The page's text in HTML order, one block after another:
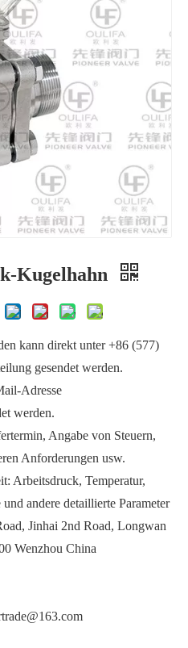
1000PSI Welded Ball Valve Shipbuilding Oil Chemical
Kugelhahn
kann direkt unter +86 (577)
gesendet werden.
Adresse
werden.
Angabe von Steuern,
Anforderungen usw.
Arbeitsdruck, Temperatur,
andere detaillierte Parameter
Jinhai 2nd Road, Longwan
Wenzhou China